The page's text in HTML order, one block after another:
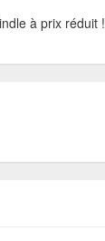
à prix réduit !